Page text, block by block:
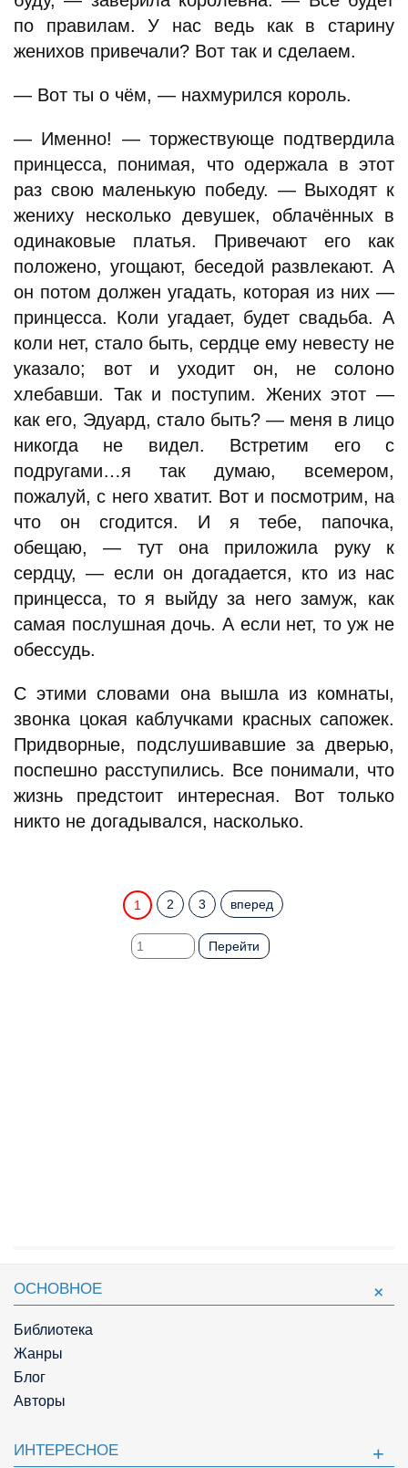
по правилам. У нас ведь как в старину
женихов привечали? Вот так и сделаем.
— Вот ты о чём, — нахмурился король.
— Именно! — торжествующе подтвердила
принцесса, понимая, что одержала в этот
раз свою маленькую победу. — Выходят к
жениху несколько девушек, облачённых в
одинаковые платья. Привечают его как
положено, угощают, беседой развлекают. А
он потом должен угадать, которая из них —
принцесса. Коли угадает, будет свадьба. А
коли нет, стало быть, сердце ему невесту не
указало; вот и уходит он, не солоно
хлебавши. Так и поступим. Жених этот —
как его, Эдуард, стало быть? — меня в лицо
никогда не видел. Встретим его с
подругами…я так думаю, всемером,
пожалуй, с него хватит. Вот и посмотрим, на
что он сгодится. И я тебе, папочка,
обещаю, — тут она приложила руку к
сердцу, — если он догадается, кто из нас
принцесса, то я выйду за него замуж, как
самая послушная дочь. А если нет, то уж не
обессудь.
С этими словами она вышла из комнаты,
звонка цокая каблучками красных сапожек.
Придворные, подслушивавшие за дверью,
поспешно расступились. Все понимали, что
жизнь предстоит интересная. Вот только
никто не догадывался, насколько.
1 2 3 вперед
Перейти
ОСНОВНОЕ
Библиотека
Жанры
Блог
Авторы
ИНТЕРЕСНОЕ